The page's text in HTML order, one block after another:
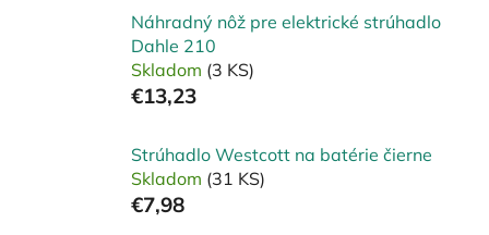
Náhradný nôž pre elektrické strúhadlo
Dahle 210
Skladom (3 KS)
€13,23
Strúhadlo Westcott na batérie čierne
Skladom (31 KS)
€7,98